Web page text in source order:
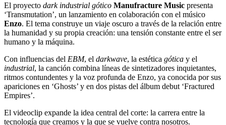
El proyecto dark industrial gótico Manufracture Music presenta
‘Transmutation’, un lanzamiento en colaboración con el músico
Enzo. El tema construye un viaje oscuro a través de la relación entre
la humanidad y su propia creación: una tensión constante entre el ser
humano y la máquina.
Con influencias del EBM, el darkwave, la estética gótica y el
industrial, la canción combina líneas de sintetizadores inquietantes,
ritmos contundentes y la voz profunda de Enzo, ya conocida por sus
apariciones en ‘Ghosts’ y en dos pistas del álbum debut ‘Fractured
Empires’.
El videoclip expande la idea central del corte: la carrera entre la
tecnología que creamos y la que se vuelve contra nosotros.